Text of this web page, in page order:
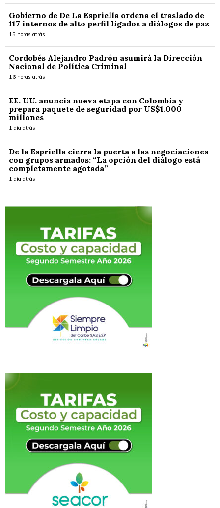
Gobierno de De La Espriella ordena el traslado de
117 internos de alto perfil ligados a diálogos de paz
15 horas atrás
Cordobés Alejandro Padrón asumirá la Dirección
Nacional de Política Criminal
16 horas atrás
EE. UU. anuncia nueva etapa con Colombia y
prepara paquete de seguridad por US$1.000
millones
1 día atrás
De la Espriella cierra la puerta a las negociaciones
con grupos armados: “La opción del diálogo está
completamente agotada”
1 día atrás